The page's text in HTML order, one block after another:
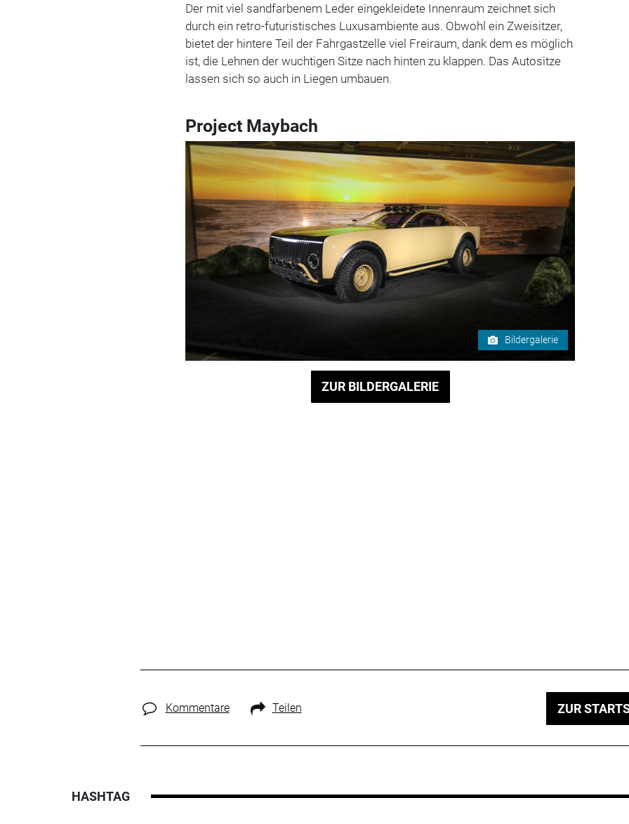
Der mit viel sandfarbenem Leder eingekleidete Innenraum zeichnet sich
durch ein retro-futuristisches Luxusambiente aus. Obwohl ein Zweisitzer,
bietet der hintere Teil der Fahrgastzelle viel Freiraum, dank dem es möglich
ist, die Lehnen der wuchtigen Sitze nach hinten zu klappen. Das Autositze
lassen sich so auch in Liegen umbauen.
Project Maybach
Bildergalerie
ZUR BILDERGALERIE
Kommentare Teilen ZUR
HASHTAG